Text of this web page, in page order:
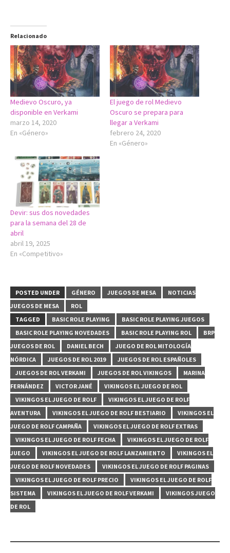
Relacionado
Medievo Oscuro, ya
disponible en Verkami
marzo 14, 2020
En «Género»
El juego de rol Medievo
Oscuro se prepara para
llegar a Verkami
febrero 24, 2020
En «Género»
Devir: sus dos novedades
para la semana del 28 de
abril
abril 19, 2025
En «Competitivo»
POSTED UNDER GÉNERO JUEGOS DE MESA
NOTICIAS
JUEGOS DE MESA
ROL
TAGGED
BASIC ROLE PLAYING
BASIC ROLE PLAYING JUEGOS
BASIC ROLE PLAYING NOVEDADES
BASIC ROLE PLAYING ROL
BRP
JUEGOS DE ROL
DANIEL BECH
JUEGO DE ROL MITOLOGÍA
NÓRDICA
JUEGOS DE ROL 2019
JUEGOS DE ROL ESPAÑOLES
JUEGOS DE ROL VERKAMI
JUEGOS DE ROL VIKINGOS
MARINA
FERNÁNDEZ
VICTOR JANÉ
VIKINGOS EL JUEGO DE ROL
VIKINGOS EL JUEGO DE ROLF
VIKINGOS EL JUEGO DE ROLF
AVENTURA
VIKINGOS EL JUEGO DE ROLF BESTIARIO
VIKINGOS EL
JUEGO DE ROLF CAMPAÑA
VIKINGOS EL JUEGO DE ROLF EXTRAS
VIKINGOS EL JUEGO DE ROLF FECHA
VIKINGOS EL JUEGO DE ROLF
JUEGO
VIKINGOS EL JUEGO DE ROLF LANZAMIENTO
VIKINGOS EL
JUEGO DE ROLF NOVEDADES
VIKINGOS EL JUEGO DE ROLF PAGINAS
VIKINGOS EL JUEGO DE ROLF PRECIO
VIKINGOS EL JUEGO DE ROLF
SISTEMA
VIKINGOS EL JUEGO DE ROLF VERKAMI
VIKINGOS JUEGO
DE ROL